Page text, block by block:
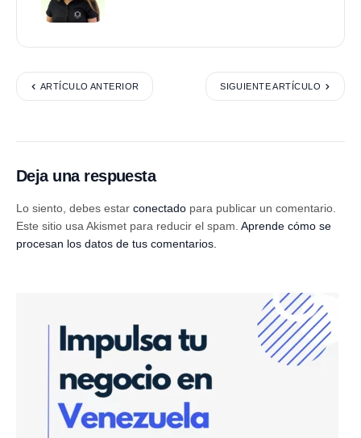
ARTÍCULO ANTERIOR SIGUIENTE ARTÍCULO
Deja una respuesta
Lo siento, debes estar conectado para publicar un comentario.
Este sitio usa Akismet para reducir el spam. Aprende cómo se
procesan los datos de tus comentarios.